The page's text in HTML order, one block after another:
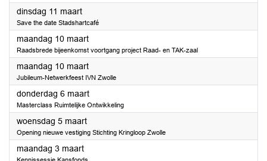
dinsdag 11 maart2025
Save the date Stadshartcafé
maandag 10 maart2025
Raadsbrede bijeenkomst voortgang project Raad- en TAK-zaal
maandag 10 maart2025
Jubileum-Netwerkfeest IVN Zwolle
donderdag 6 maart2025
Masterclass Ruimtelijke Ontwikkeling
woensdag 5 maart2025
Opening nieuwe vestiging Stichting Kringloop Zwolle
maandag 3 maart2025